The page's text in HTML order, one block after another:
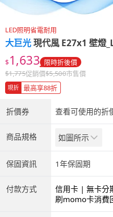
LED照明省電耐用
大巨光現代風 E27x1 壁燈
$1,633 限時折後價
$1,775促銷價$5,500市售價
現折 最高享88折
折價券 查看可使用的折
商品規格 如圖所示
保固資訊 1年保固期
付款方式
信用卡 | 無卡分
ATM | 銀聯卡
刷momo卡消費